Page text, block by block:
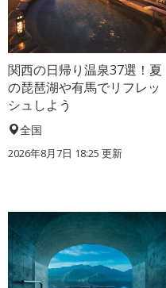
関西の日帰り温泉37選！夏
の琵琶湖や有馬でリフレッ
シュしよう
全国
2026年8月7日 18:25 更新